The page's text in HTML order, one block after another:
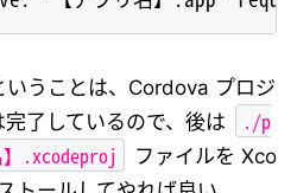
いうことは、Cordova プロジ
了しているので、後は
./p
.xcodeproj
ファイルを Xco